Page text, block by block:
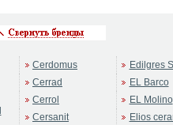
Cerdomus
Cerrad
Cerrol
Cersanit
Edilgres
EL Barco
EL Molino
Elios